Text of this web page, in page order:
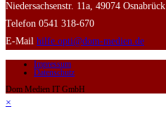
Niedersachsenstr. 11a, 49074 Osnabrück
Telefon 0541 318-670
E-Mail hilfe.opti@dom-medien.de
Impressum
Datenschutz
Dom Medien IT GmbH
×